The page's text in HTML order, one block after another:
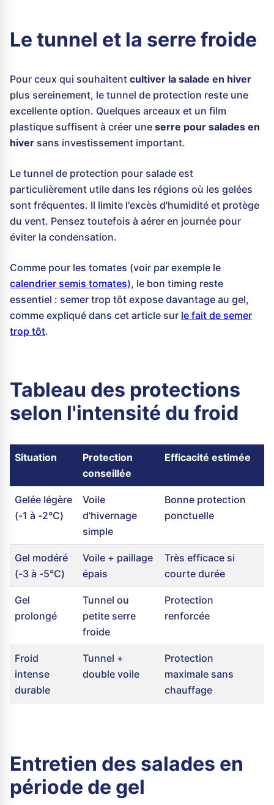
Le tunnel et la serre froide
Pour ceux qui souhaitent cultiver la salade en hiver
plus sereinement, le tunnel de protection reste une
excellente option. Quelques arceaux et un film
plastique suffisent à créer une serre pour salades en
hiver sans investissement important.
Le tunnel de protection pour salade est
particulièrement utile dans les régions où les gelées
sont fréquentes. Il limite l'excès d'humidité et protège
du vent. Pensez toutefois à aérer en journée pour
éviter la condensation.
Comme pour les tomates (voir par exemple le
calendrier semis tomates), le bon timing reste
essentiel : semer trop tôt expose davantage au gel,
comme expliqué dans cet article sur le fait de semer
trop tôt.
Tableau des protections
selon l'intensité du froid
Situation
Protection
conseillée
Efficacité estimée
Gelée légère
(-1 à -2°C)
Voile
d'hivernage
simple
Bonne protection
ponctuelle
Gel modéré
(-3 à -5°C)
Voile + paillage
épais
Très efficace si
courte durée
Gel
prolongé
Tunnel ou
petite serre
froide
Protection
renforcée
Froid
intense
durable
Tunnel +
double voile
Protection
maximale sans
chauffage
Entretien des salades en
période de gel